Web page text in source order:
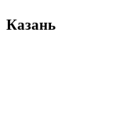
Казань